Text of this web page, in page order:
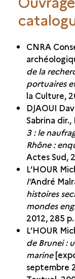
CNRA
de la
portuaires
la Culture,
DJAOUI
Sabrina
3 : le
Rhône :
Actes Sud,
L’HOUR
l’André
histoires
mondes
2012, 285
L’HOUR
de Brunei :
marine
septembre